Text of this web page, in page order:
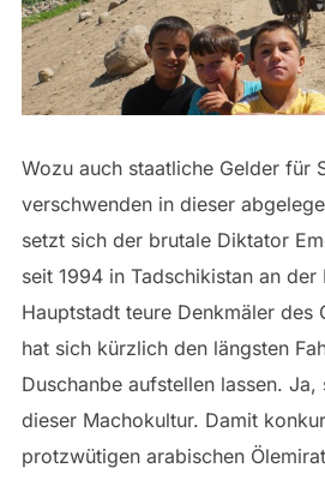
Wozu auch staatliche Gelder für
verschwenden in dieser
setzt sich der brutale Diktator
seit 1994 in Tadschikistan an
Hauptstadt teure Denkmäler des
hat sich kürzlich den längsten
Duschanbe aufstellen lassen. Ja,
dieser Machokultur. Damit
protzwütigen arabischen